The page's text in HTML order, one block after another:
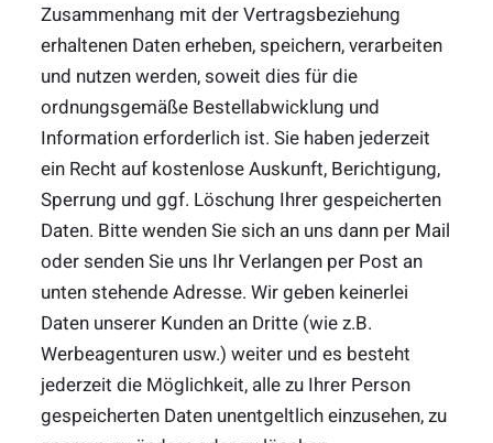
Zusammenhang mit der Vertragsbeziehung
erhaltenen Daten erheben, speichern, verarbeiten
und nutzen werden, soweit dies für die
ordnungsgemäße Bestellabwicklung und
Information erforderlich ist. Sie haben jederzeit
ein Recht auf kostenlose Auskunft, Berichtigung,
Sperrung und ggf. Löschung Ihrer gespeicherten
Daten. Bitte wenden Sie sich an uns dann per Mail
oder senden Sie uns Ihr Verlangen per Post an
unten stehende Adresse. Wir geben keinerlei
Daten unserer Kunden an Dritte (wie z.B.
Werbeagenturen usw.) weiter und es besteht
jederzeit die Möglichkeit, alle zu Ihrer Person
gespeicherten Daten unentgeltlich einzusehen, zu